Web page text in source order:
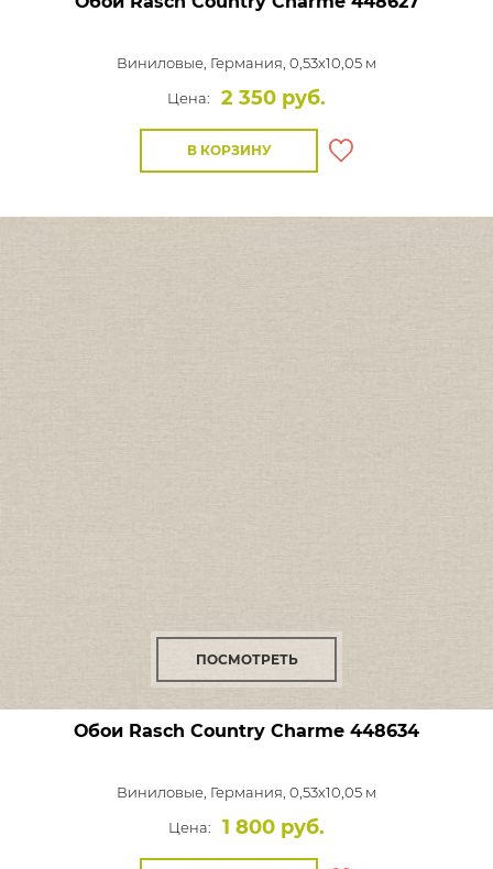
Виниловые, Германия, 0,53x10,05 м
Цена:
2 350 руб.
В КОРЗИНУ
ПОСМОТРЕТЬ
Обои Rasch Country Charme 448634
Виниловые, Германия, 0,53x10,05 м
Цена:
1 800 руб.